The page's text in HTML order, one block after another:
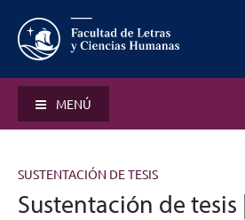
MENÚ
SUSTENTACIÓN DE TESIS
Sustentación de tesis